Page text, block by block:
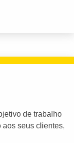
de trabalho
aos seus clientes,